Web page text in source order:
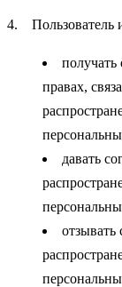
4. Пользователь
правах,
давать
отзывать